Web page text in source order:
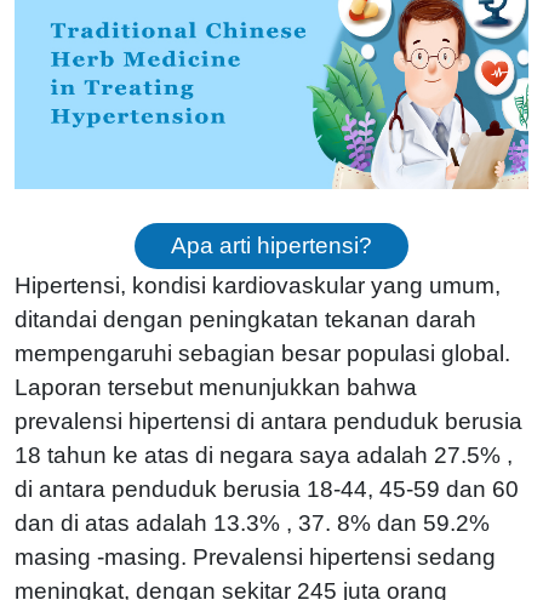
Apa arti hipertensi?
Hipertensi, kondisi kardiovaskular yang umum,
ditandai dengan peningkatan tekanan darah
mempengaruhi sebagian besar populasi global.
Laporan tersebut menunjukkan bahwa
prevalensi hipertensi di antara penduduk berusia
18 tahun ke atas di negara saya adalah 27.5% ,
di antara penduduk berusia 18-44, 45-59 dan 60
dan di atas adalah 13.3% , 37. 8% dan 59.2%
masing -masing. Prevalensi hipertensi sedang
meningkat, dengan sekitar 245 juta orang